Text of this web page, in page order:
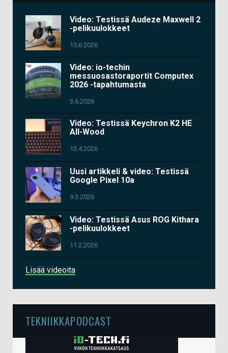
Video: Testissä Audeze Maxwell 2
-pelikuulokkeet
15.6.2026
Video: io-techin
messuosastoraportit Computex
2026 -tapahtumasta
3.6.2026
Video: Testissä Keychron K2 HE
All-Wood
13.4.2026
Uusi artikkeli & video: Testissä
Google Pixel 10a
9.3.2026
Video: Testissä Asus ROG Kithara
-pelikuulokkeet
11.2.2026
Lisää videoita
TEKNIIKKAPODCAST